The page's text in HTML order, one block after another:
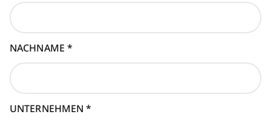
NACHNAME*
UNTERNEHMEN*